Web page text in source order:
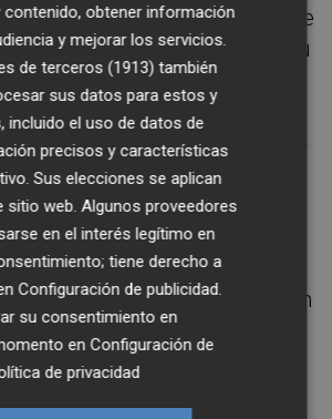
entre los tres palos de
el Espanyol lograba su
Un nivel de acierto difícil de
si no se mira hacia la
algo que le costó horrores
sábado, pues se mostró
falto de chispa con el
arrancó sin cambios y con
a San Román a
para evitar el tercero del
contenido, obtener información
y mejorar los servicios.
de terceros (1913) también
sus datos para estos y
incluido el uso de datos de
precisos y características
Sus elecciones se aplican
sitio web. Algunos proveedores
en el interés legítimo en
tiene derecho a
Configuración de publicidad
su consentimiento en
enConfiguración de
de privacidad